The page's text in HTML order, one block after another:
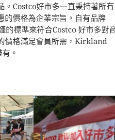
。Costco好市多一直秉持著所有
的價格為企業宗旨。自有品牌
標準來符合Costco 好市多對
價格滿足會員所需，Kirkland
。